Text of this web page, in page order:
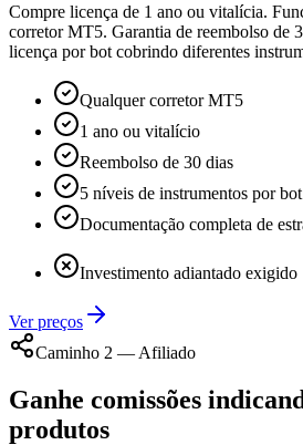
Compre licença de 1 ano ou vitalícia.
corretor MT5. Garantia de reembolso de
licença por bot cobrindo diferentes
Qualquer corretor MT5
1 ano ou vitalício
Reembolso de 30 dias
5 níveis de instrumentos por bot
Documentação completa de
Investimento adiantado exigido
Ver preços
Caminho 2 — Afiliado
Ganhe comissões
produtos